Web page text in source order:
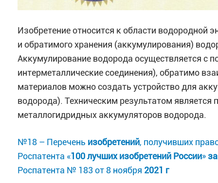
Изобретение относится к области водородной
и обратимого хранения (аккумулирования)
Аккумулирование водорода осуществляется
интерметаллические соединения), обратимо
материалов можно создать устройство для
водорода). Техническим результатом
металлогидридных аккумуляторов водорода.
№18 – Перечень изобретений, получивших
Роспатента «100лучших изобретений России» за
Роспатента № 183 от 8 ноября 2021 г